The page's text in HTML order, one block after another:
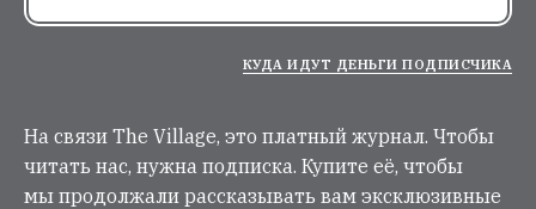
КУДА ИДУТ ДЕНЬГИ ПОДПИСЧИКА
На связи The Village, это платный журнал. Чтобы
читать нас, нужна подписка. Купите её, чтобы
мы продолжали рассказывать вам эксклюзивные